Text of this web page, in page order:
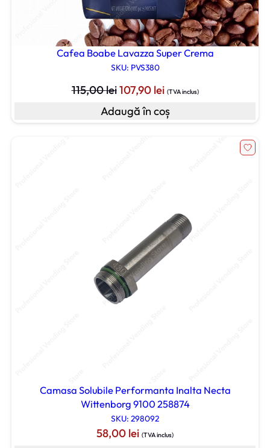
Cafea Boabe Lavazza Super Crema
SKU: PVS380
115,00leiPrețul
inițial
a
107,90 leiPrețul
este:
(TVA inclus)
Adaugă în coș
Camasa Solubile Performanta Inalta Necta
Wittenborg 9100 258874
SKU: 298092
58,00 lei (TVA inclus)